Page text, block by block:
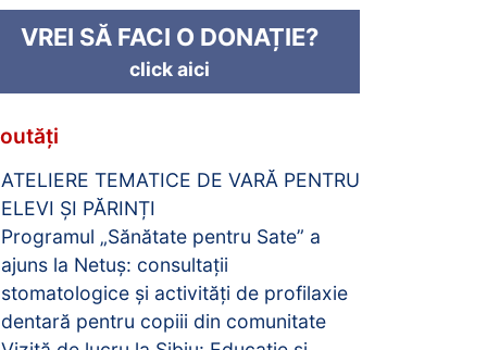
VREI SĂ FACI O DONAȚIE?
click aici
ATELIERE TEMATICE DE VARĂ PENTRU
ELEVI ȘI PĂRINȚI
Programul „Sănătate pentru Sate” a
ajuns la Netuș: consultații
stomatologice și activități de profilaxie
dentară pentru copiii din comunitate